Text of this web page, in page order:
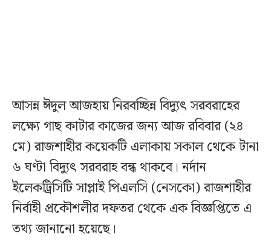
আসন্ন ঈদুল আজহায় নিরবচ্ছিন্ন বিদ্যুৎ সরবরাহের
লক্ষ্যে গাছ কাটার কাজের জন্য আজ রবিবার (২৪
মে) রাজশাহীর কয়েকটি এলাকায় সকাল থেকে টানা
৬ ঘণ্টা বিদ্যুৎ সরবরাহ বন্ধ থাকবে। নর্দান
ইলেকট্রিসিটি সাপ্লাই পিএলসি (নেসকো) রাজশাহীর
নির্বাহী প্রকৌশলীর দফতর থেকে এক বিজ্ঞপ্তিতে এ
তথ্য জানানো হয়েছে।